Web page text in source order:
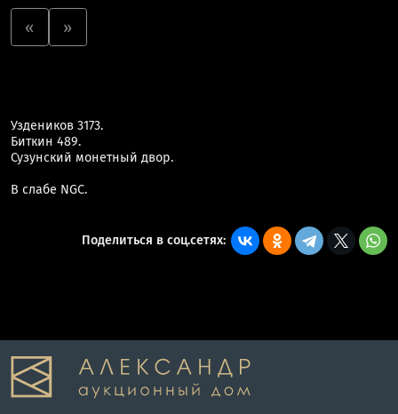
« »
Уздеников 3173.
Биткин 489.
Сузунский монетный двор.
В слабе NGC.
Поделиться в соц.сетях: